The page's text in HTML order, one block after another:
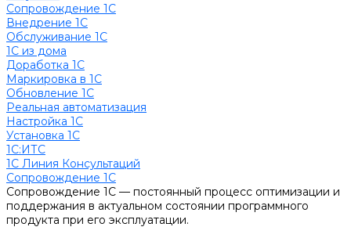
Сопровождение 1С
Внедрение 1С
Обслуживание 1С
1С из дома
Доработка 1С
Маркировка в 1С
Обновление 1С
Реальная автоматизация
Настройка 1С
Установка 1С
1С:ИТС
1С Линия Консультаций
Сопровождение 1С
Сопровождение 1С — постоянный процесс оптимизации и
поддержания в актуальном состоянии программного
продукта при его эксплуатации.